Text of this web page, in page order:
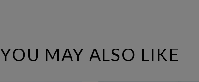
YOU MAY ALSO LIKE